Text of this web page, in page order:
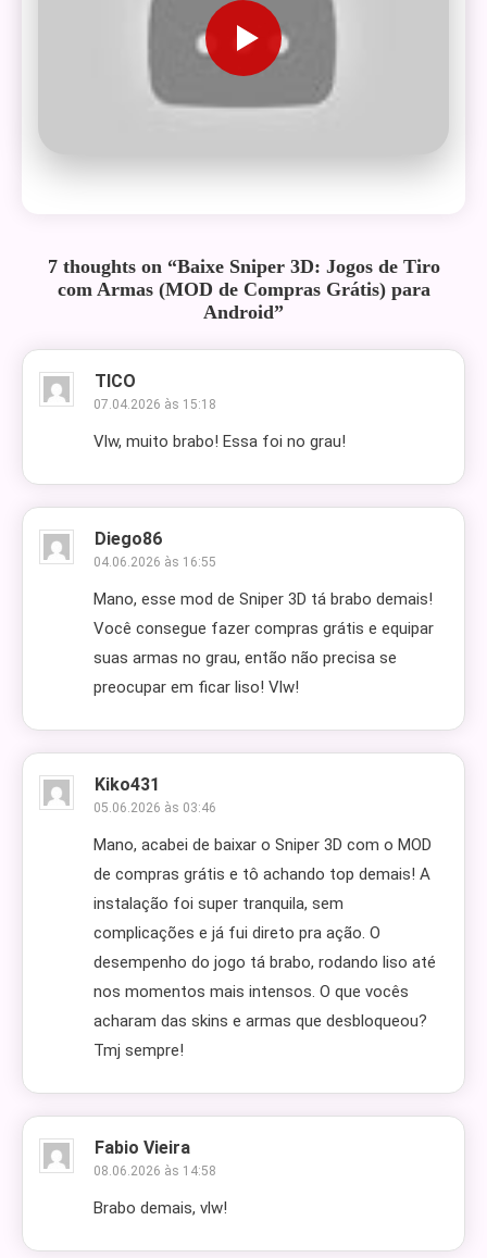
7 thoughts on “Baixe Sniper 3D: Jogos de Tiro
com Armas (MOD de Compras Grátis) para
Android”
TICO
07.04.2026 às 15:18
Vlw, muito brabo! Essa foi no grau!
Diego86
04.06.2026 às 16:55
Mano, esse mod de Sniper 3D tá brabo demais!
Você consegue fazer compras grátis e equipar
suas armas no grau, então não precisa se
preocupar em ficar liso! Vlw!
Kiko431
05.06.2026 às 03:46
Mano, acabei de baixar o Sniper 3D com o MOD
de compras grátis e tô achando top demais! A
instalação foi super tranquila, sem
complicações e já fui direto pra ação. O
desempenho do jogo tá brabo, rodando liso até
nos momentos mais intensos. O que vocês
acharam das skins e armas que desbloqueou?
Tmj sempre!
Fabio Vieira
08.06.2026 às 14:58
Brabo demais, vlw!